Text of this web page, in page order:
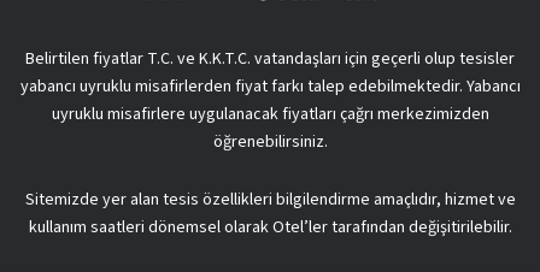
Belirtilen fiyatlar T.C. ve K.K.T.C. vatandaşları için geçerli olup tesisler
yabancı uyruklu misafirlerden fiyat farkı talep edebilmektedir. Yabancı
uyruklu misafirlere uygulanacak fiyatları çağrı merkezimizden
öğrenebilirsiniz.
Sitemizde yer alan tesis özellikleri bilgilendirme amaçlıdır, hizmet ve
kullanım saatleri dönemsel olarak Otel’ler tarafından değişitirilebilir.